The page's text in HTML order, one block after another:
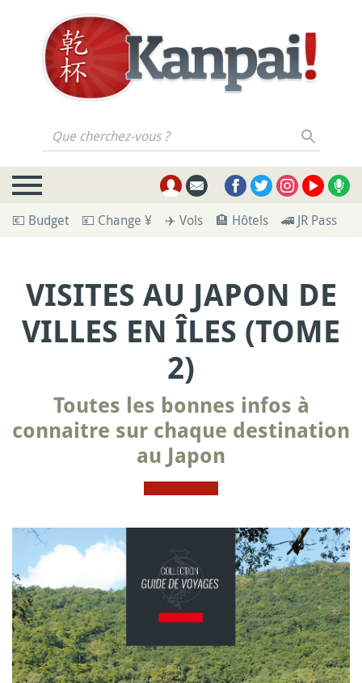
Que cherchez-vous ?
💶 Budget 💴 Change ¥ ✈️ Vols 🏨 Hôtels 🚄 JR Pass
VISITES AU JAPON DE
VILLES EN ÎLES (TOME
2)
Toutes les bonnes infos à
connaitre sur chaque destination
au Japon